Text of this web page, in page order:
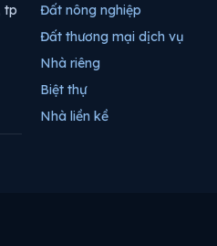
tp
Đất nông nghiệp
Đất thương mại dịch vụ
Nhà riêng
Biệt thự
Nhà liền kề